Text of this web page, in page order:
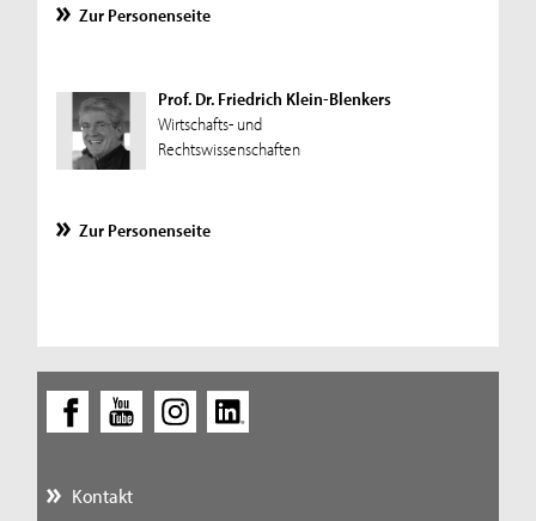
Zur Personenseite
Prof. Dr. Friedrich Klein-Blenkers
Wirtschafts- und
Rechtswissenschaften
Zur Personenseite
Kontakt